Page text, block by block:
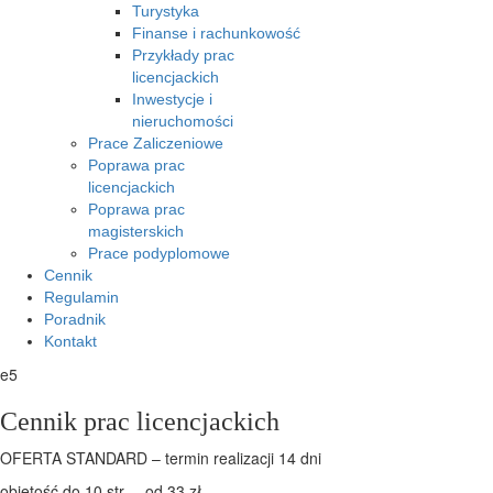
Turystyka
Finanse i rachunkowość
Przykłady prac
licencjackich
Inwestycje i
nieruchomości
Prace Zaliczeniowe
Poprawa prac
licencjackich
Poprawa prac
magisterskich
Prace podyplomowe
Cennik
Regulamin
Poradnik
Kontakt
e5
Cennik prac licencjackich
OFERTA STANDARD – termin realizacji 14 dni